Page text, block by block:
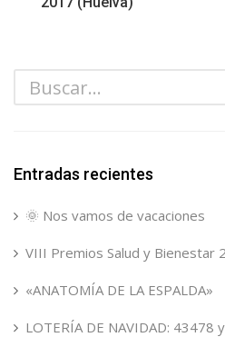
Entradas recientes
🌞 Nos vamos de vacaciones
VIII Premios Salud y Bienestar
«ANATOMÍA DE LA ESPALDA»
LOTERÍA DE NAVIDAD: 43478